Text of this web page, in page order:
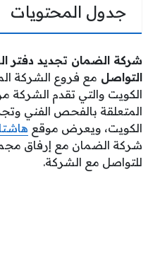
جدول المحتويات
شركة الضمان تجديد دفتر
التواصل مع فروع الشركة
الكويت والتي تقدم الشركة
المتعلقة بالفحص الفني
الكويت، ويعرض موقع
شركة الضمان مع إرفاق
للتواصل مع الشركة.